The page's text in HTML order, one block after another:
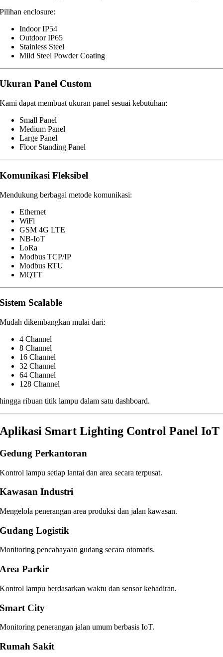
Pilihan enclosure:
Indoor IP54
Outdoor IP65
Stainless Steel
Mild Steel Powder Coating
Ukuran Panel Custom
Kami dapat membuat ukuran panel sesuai kebutuhan:
Small Panel
Medium Panel
Large Panel
Floor Standing Panel
Komunikasi Fleksibel
Mendukung berbagai metode komunikasi:
Ethernet
WiFi
GSM 4G LTE
NB-IoT
LoRa
Modbus TCP/IP
Modbus RTU
MQTT
Sistem Scalable
Mudah dikembangkan mulai dari:
4 Channel
8 Channel
16 Channel
32 Channel
64 Channel
128 Channel
hingga ribuan titik lampu dalam satu dashboard.
Aplikasi Smart Lighting Control Panel IoT
Gedung Perkantoran
Kontrol lampu setiap lantai dan area secara terpusat.
Kawasan Industri
Mengelola penerangan area produksi dan jalan kawasan.
Gudang Logistik
Monitoring pencahayaan gudang secara otomatis.
Area Parkir
Kontrol lampu berdasarkan waktu dan sensor kehadiran.
Smart City
Monitoring penerangan jalan umum berbasis IoT.
Rumah Sakit